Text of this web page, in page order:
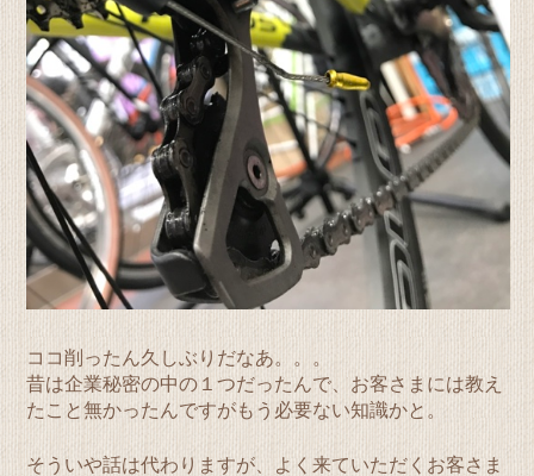
ココ削ったん久しぶりだなあ。。。
昔は企業秘密の中の１つだったんで、お客さまには教え
たこと無かったんですがもう必要ない知識かと。
そういや話は代わりますが、よく来ていただくお客さま